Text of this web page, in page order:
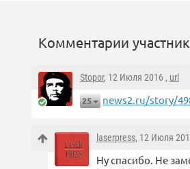
Комментарии
Stopor, 12 Июля 2016 , url
25 news2.ru/story/
laserpress, 12 Июля
Ну спасибо. Не